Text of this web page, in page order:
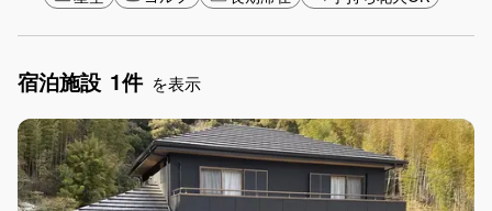
宿泊施設 1件 を表示